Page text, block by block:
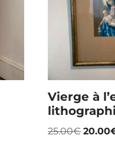
Vierge à
25.00€ 20.00